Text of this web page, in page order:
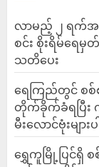
လာမည့် ၂ ရက်အ
စင်း စိုးရိမ်ရေ
သတိပေး
ရေကြည်တွင် စ
တိုက်ခိုက်ခံရပြီး
မီးလောင်ဗုံးမျာ
ရွှေကူမြို့ပြင်ရှိ စ